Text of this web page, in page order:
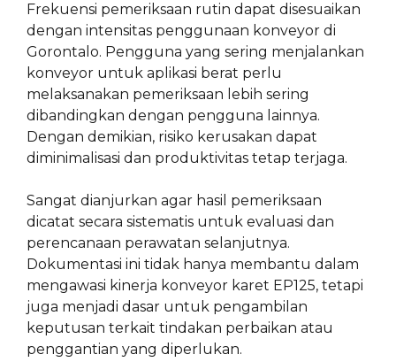
Frekuensi pemeriksaan rutin dapat disesuaikan
dengan intensitas penggunaan konveyor di
Gorontalo. Pengguna yang sering menjalankan
konveyor untuk aplikasi berat perlu
melaksanakan pemeriksaan lebih sering
dibandingkan dengan pengguna lainnya.
Dengan demikian, risiko kerusakan dapat
diminimalisasi dan produktivitas tetap terjaga.
Sangat dianjurkan agar hasil pemeriksaan
dicatat secara sistematis untuk evaluasi dan
perencanaan perawatan selanjutnya.
Dokumentasi ini tidak hanya membantu dalam
mengawasi kinerja konveyor karet EP125, tetapi
juga menjadi dasar untuk pengambilan
keputusan terkait tindakan perbaikan atau
penggantian yang diperlukan.